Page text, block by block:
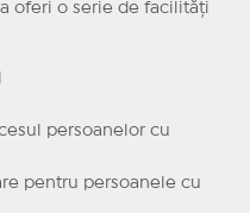
oferi o serie de facilități
persoanelor cu
pentru persoanele cu